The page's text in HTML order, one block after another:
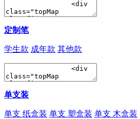
定制笔
学生款 成年款 其他款
单支装
单支 纸盒装 单支 塑盒装 单支 木盒装